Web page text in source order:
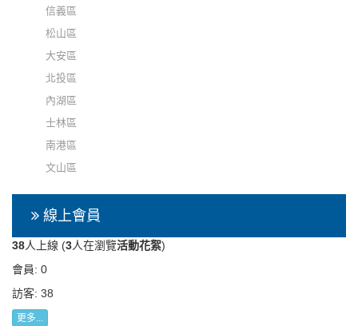
信義區
松山區
大安區
北投區
內湖區
士林區
南港區
文山區
線上會員
38人上線 (3人在瀏覽活動花絮)
會員: 0
訪客: 38
更多...